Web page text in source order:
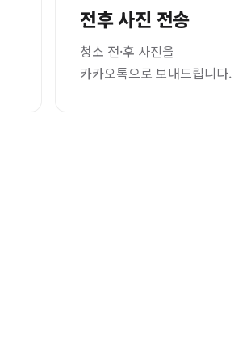
전후 사진 전송
청소 전·후 사진을
카카오톡으로 보내드립니다.